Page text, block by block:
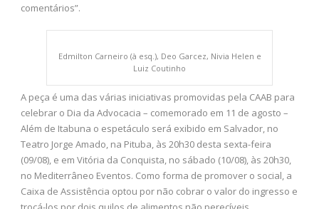
comentários”.
Edmilton Carneiro (à esq.), Deo Garcez, Nivia Helen e
Luiz Coutinho
A peça é uma das várias iniciativas promovidas pela CAAB para
celebrar o Dia da Advocacia – comemorado em 11 de agosto –
Além de Itabuna o espetáculo será exibido em Salvador, no
Teatro Jorge Amado, na Pituba, às 20h30 desta sexta-feira
(09/08), e em Vitória da Conquista, no sábado (10/08), às 20h30,
no Mediterrâneo Eventos. Como forma de promover o social, a
Caixa de Assistência optou por não cobrar o valor do ingresso e